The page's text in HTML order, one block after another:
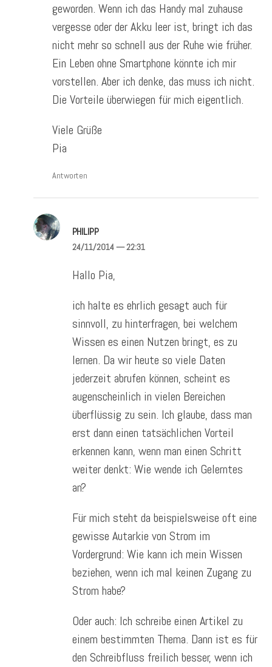
geworden. Wenn ich das Handy mal zuhause
vergesse oder der Akku leer ist, bringt ich das
nicht mehr so schnell aus der Ruhe wie früher.
Ein Leben ohne Smartphone könnte ich mir
vorstellen. Aber ich denke, das muss ich nicht.
Die Vorteile überwiegen für mich eigentlich.
Viele Grüße
Pia
Antworten
PHILIPP
24/11/2014— 22:31
Hallo Pia,
ich halte es ehrlich gesagt auch für
sinnvoll, zu hinterfragen, bei welchem
Wissen es einen Nutzen bringt, es zu
lernen. Da wir heute so viele Daten
jederzeit abrufen können, scheint es
augenscheinlich in vielen Bereichen
überflüssig zu sein. Ich glaube, dass man
erst dann einen tatsächlichen Vorteil
erkennen kann, wenn man einen Schritt
weiter denkt: Wie wende ich Gelerntes
an?
Für mich steht da beispielsweise oft eine
gewisse Autarkie von Strom im
Vordergrund: Wie kann ich mein Wissen
beziehen, wenn ich mal keinen Zugang zu
Strom habe?
Oder auch: Ich schreibe einen Artikel zu
einem bestimmten Thema. Dann ist es für
den Schreibfluss freilich besser, wenn ich